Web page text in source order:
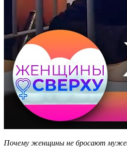
Почему женщины не бросают